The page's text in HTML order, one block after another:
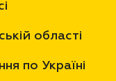
області
по Україні